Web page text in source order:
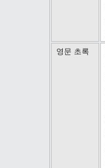
영문 초록